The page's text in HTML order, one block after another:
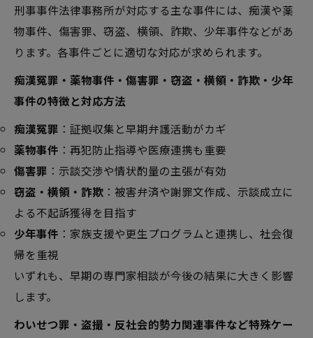
刑事事件法律事務所が対応する主な事件には、痴漢や薬
物事件、傷害罪、窃盗、横領、詐欺、少年事件などがあ
ります。各事件ごとに適切な対応が求められます。
痴漢冤罪・薬物事件・傷害罪・窃盗・横領・詐欺・少年
事件の特徴と対応方法
痴漢冤罪 ：証拠収集と早期弁護活動がカギ
薬物事件 ：再犯防止指導や医療連携も重要
傷害罪 ：示談交渉や情状酌量の主張が有効
窃盗・横領・詐欺 ：被害弁済や謝罪文作成、示談成立に
よる不起訴獲得を目指す
少年事件 ：家族支援や更生プログラムと連携し、社会復
帰を重視
いずれも、早期の専門家相談が今後の結果に大きく影響
します。
わいせつ罪・盗撮・反社会的勢力関連事件など特殊ケー